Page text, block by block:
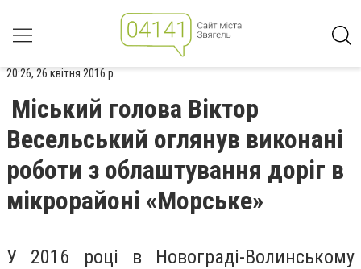
20:26, 26 квітня 2016 р.
Міський голова Віктор
Весельський оглянув виконані
роботи з облаштування доріг в
мікрорайоні «Морське»
У 2016 році в Новограді-Волинському